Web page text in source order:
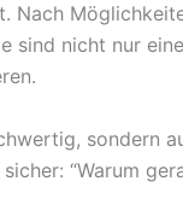
Nach
sind nicht nur
sondern
“Warum